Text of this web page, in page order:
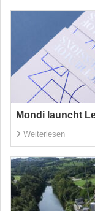
Mondi launcht
Weiterlesen